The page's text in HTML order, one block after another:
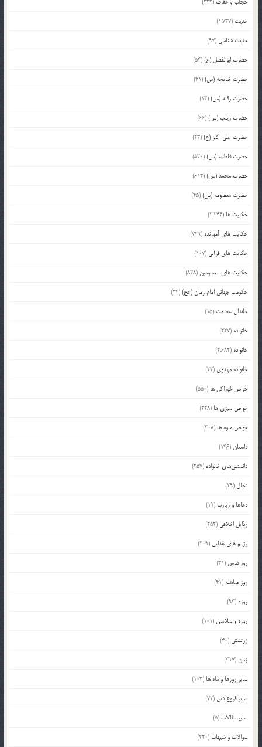
حدیث (1,737)
حدیث شناسی (97)
حضرت ابوالفضل (ع)(54)
حضرت خدیجه (س)(41)
حضرت رقیه (س)(13)
حضرت زینب (س)(66)
حضرت علی اکبر (ع)(23)
حضرت فاطمه (س)(530)
حضرت محمد (ص)(613)
حضرت معصومه (س)(45)
حکایت ها (2,244)
حکایت های آموزنده (749)
حکایت های قرآنی (107)
حکایت های معصومین (838)
حکومت جهانی امام زمان (عج)(24)
خاندان عصمت (15)
خانواده (227)
خانواده (2,682)
خانواده مهدوی (22)
خواص خوراکی ها (550)
خواص سبزی ها (228)
خواص میوه ها (308)
داستان(146)
دانستنی‌های خانواده (357)
دجال (29)
دعاها و زیارت (19)
رذایل اخلاقی (252)
رژیم های غذایی (209)
روز قدس (31)
روز مباهله (41)
روزه (93)
روزه و سلامتی (101)
زرتشتی (40)
زنان(317)
سایر روزها و ماه ها (103)
سایر فروع دین (72)
سایر مقالات (5)
سوالات و شبهات (420)